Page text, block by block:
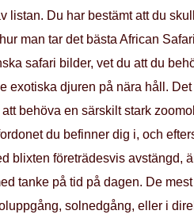
listan. Du har bestämt att du
man tar det bästa African
safari bilder, vet du att du
exotiska djuren på nära håll.
behöva en särskilt stark
du befinner dig i, och
blixten företrädesvis avstängd,
tanke på tid på dagen. De
solnedgång, eller i